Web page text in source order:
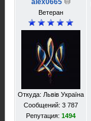
alex0665
Ветеран
Откуда: Львів Україна
Сообщений: 3 787
Репутация: 1494